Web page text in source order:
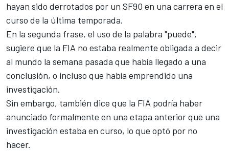
hayan sido derrotados por un SF90 en una carrera en el
curso de la última temporada.
En la segunda frase, el uso de la palabra "puede",
sugiere que la FIA no estaba realmente obligada a decir
al mundo la semana pasada que había llegado a una
conclusión, o incluso que había emprendido una
investigación.
Sin embargo, también dice que la FIA podría haber
anunciado formalmente en una etapa anterior que una
investigación estaba en curso, lo que optó por no
hacer.